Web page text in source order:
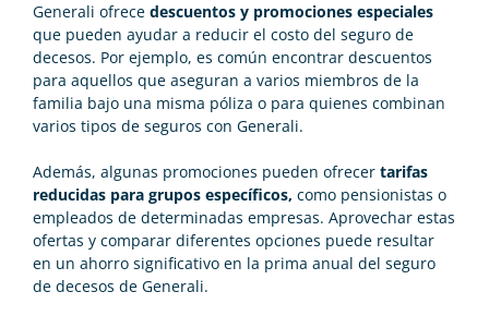
Generali ofrece descuentos y promociones especiales
que pueden ayudar a reducir el costo del seguro de
decesos. Por ejemplo, es común encontrar descuentos
para aquellos que aseguran a varios miembros de la
familia bajo una misma póliza o para quienes combinan
varios tipos de seguros con Generali.
Además, algunas promociones pueden ofrecer tarifas
reducidas para grupos específicos, como pensionistas o
empleados de determinadas empresas. Aprovechar estas
ofertas y comparar diferentes opciones puede resultar
en un ahorro significativo en la prima anual del seguro
de decesos de Generali.